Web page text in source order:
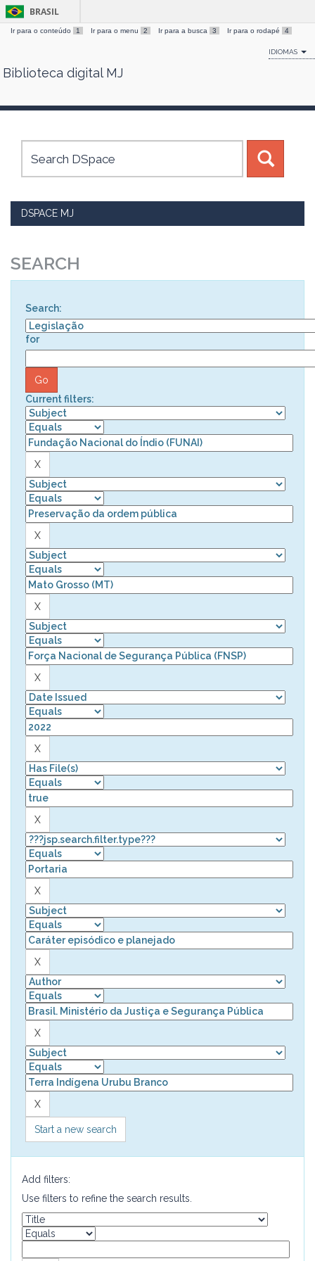
Skip
BRASIL
Ir para o conteúdo 1 Ir para o menu 2 Ir para a busca 3 Ir para o rodapé 4
IDIOMAS
Biblioteca digital MJ
DSPACE MJ
SEARCH
Search:
for
Current filters:
Start a new search
Add filters:
Use filters to refine the search results.